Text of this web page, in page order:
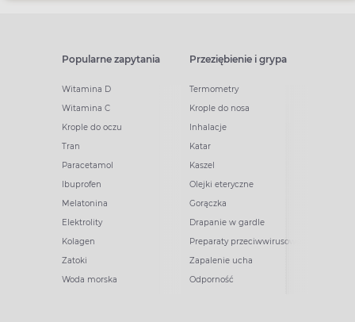
Popularne zapytania
Witamina D
Witamina C
Krople do oczu
Tran
Paracetamol
Ibuprofen
Melatonina
Elektrolity
Kolagen
Zatoki
Woda morska
Przeziębienie i grypa
Termometry
Krople do nosa
Inhalacje
Katar
Kaszel
Olejki eteryczne
Gorączka
Drapanie w gardle
Preparaty przeciwwirusowe
Zapalenie ucha
Odporność